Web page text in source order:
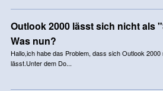
Outlook 2000 lässt sich nicht als
Was nun?
Hallo,ich habe das Problem, dass sich Outlook
lässt.Unter dem Do...